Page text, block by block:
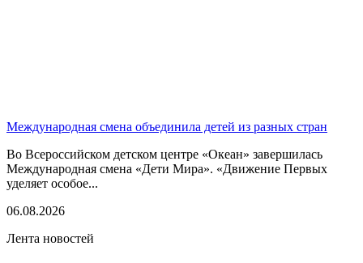
Международная смена объединила детей из разных стран
Во Всероссийском детском центре «Океан» завершилась
Международная смена «Дети Мира». «Движение Первых
уделяет особое...
06.08.2026
Лента новостей